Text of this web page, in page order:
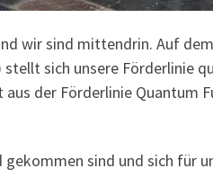
wir sind mittendrin. Auf
sich unsere Förderlinie
der Förderlinie Quantum
sind und sich für